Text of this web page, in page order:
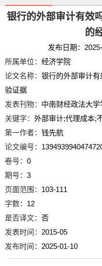
银行的外部审计有
的
发布日期：
所属单位：经济学院
论文名称：银行的外部审计
验证据
发表刊物： 中南财经政法大学
关键字：外部审计;代理成本;
第一作者：钱先航
论文编号：
卷号：0
期号：3
页面范围： 103-111
字数： 12
是否译文：否
发表时间： 2015-05
发布时间： 2025-01-10